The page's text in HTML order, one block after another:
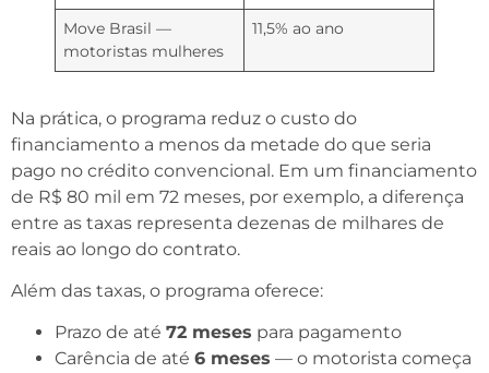
Move Brasil —
motoristas mulheres
11,5% ao ano
Na prática, o programa reduz o custo do
financiamento a menos da metade do que seria
pago no crédito convencional. Em um financiamento
de R$ 80 mil em 72 meses, por exemplo, a diferença
entre as taxas representa dezenas de milhares de
reais ao longo do contrato.
Além das taxas, o programa oferece:
Prazo de até 72 meses para pagamento
Carência de até 6 meses — o motorista começa